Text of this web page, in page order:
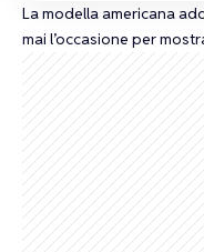
La modella americana
mai l’occasione per